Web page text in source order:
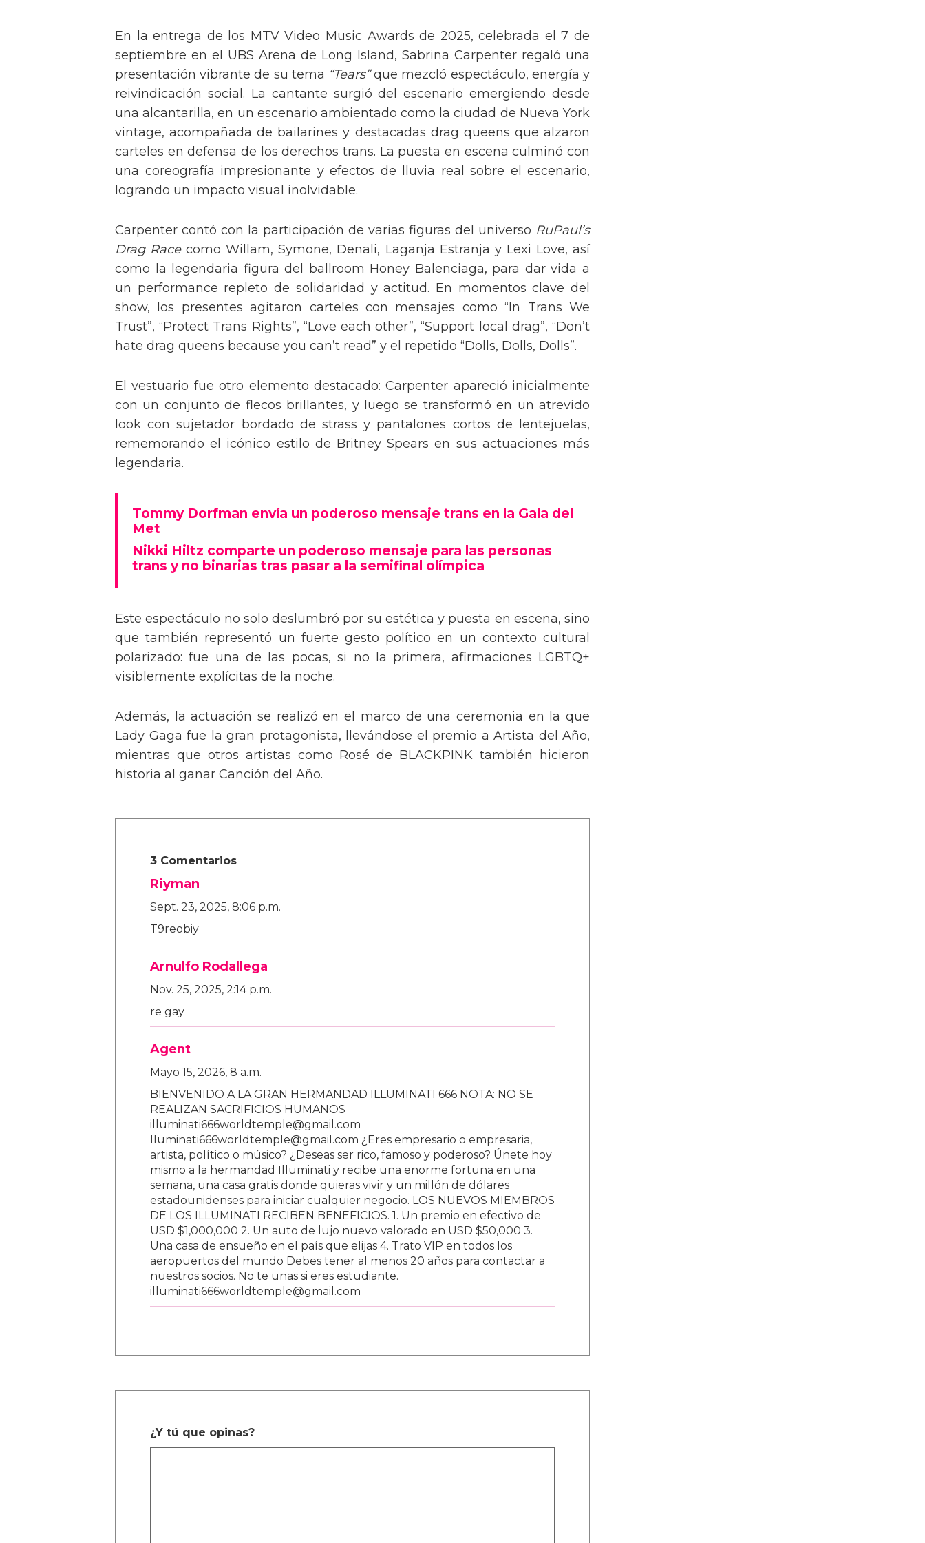
En la entrega de los MTV Video Music Awards de 2025, celebrada el 7 de
septiembre en el UBS Arena de Long Island, Sabrina Carpenter regaló una
presentación vibrante de su tema “Tears”que mezcló espectáculo, energía y
reivindicación social. La cantante surgió del escenario emergiendo desde
una alcantarilla, en un escenario ambientado como la ciudad de Nueva York
vintage, acompañada de bailarines y destacadas drag queens que alzaron
carteles en defensa de los derechos trans. La puesta en escena culminó con
una coreografía impresionante y efectos de lluvia real sobre el escenario,
logrando un impacto visual inolvidable.
Carpenter contó con la participación de varias figuras del universo RuPaul’s
Drag Racecomo Willam, Symone, Denali, Laganja Estranja y Lexi Love, así
como la legendaria figura del ballroom Honey Balenciaga, para dar vida a
un performance repleto de solidaridad y actitud. En momentos clave del
show, los presentes agitaron carteles con mensajes como “In Trans We
Trust”, “Protect Trans Rights”, “Love each other”, “Support local drag”, “Don’t
hate drag queens because you can’t read” y el repetido “Dolls, Dolls, Dolls”.
El vestuario fue otro elemento destacado: Carpenter apareció inicialmente
con un conjunto de flecos brillantes, y luego se transformó en un atrevido
look con sujetador bordado de strass y pantalones cortos de lentejuelas,
rememorando el icónico estilo de Britney Spears en sus actuaciones más
legendaria.
Tommy Dorfman envía un poderoso mensaje trans en la Gala del
Met
Nikki Hiltz comparte un poderoso mensaje para las personas
trans y no binarias tras pasar a la semifinal olímpica
Este espectáculo no solo deslumbró por su estética y puesta en escena, sino
que también representó un fuerte gesto político en un contexto cultural
polarizado: fue una de las pocas, si no la primera, afirmaciones LGBTQ+
visiblemente explícitas de la noche.
Además, la actuación se realizó en el marco de una ceremonia en la que
Lady Gaga fue la gran protagonista, llevándose el premio a Artista del Año,
mientras que otros artistas como Rosé de BLACKPINK también hicieron
historia al ganar Canción del Año.
3 Comentarios
Riyman
Sept. 23, 2025, 8:06 p.m.
T9reobiy
Arnulfo Rodallega
Nov. 25, 2025, 2:14 p.m.
re gay
Agent
Mayo 15, 2026, 8 a.m.
BIENVENIDO A LA GRAN HERMANDAD ILLUMINATI 666 NOTA: NO SE
REALIZAN SACRIFICIOS HUMANOS
illuminati666worldtemple@gmail.com
lluminati666worldtemple@gmail.com ¿Eres empresario o empresaria,
artista, político o músico? ¿Deseas ser rico, famoso y poderoso? Únete hoy
mismo a la hermandad Illuminati y recibe una enorme fortuna en una
semana, una casa gratis donde quieras vivir y un millón de dólares
estadounidenses para iniciar cualquier negocio. LOS NUEVOS MIEMBROS
DE LOS ILLUMINATI RECIBEN BENEFICIOS. 1. Un premio en efectivo de
USD $1,000,000 2. Un auto de lujo nuevo valorado en USD $50,000 3.
Una casa de ensueño en el país que elijas 4. Trato VIP en todos los
aeropuertos del mundo Debes tener al menos 20 años para contactar a
nuestros socios. No te unas si eres estudiante.
illuminati666worldtemple@gmail.com
¿Y tú que opinas?